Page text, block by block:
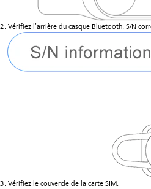
2. Vérifiez l’arrière du casque Bluetooth. S/N
3. Vérifiez le couvercle de la carte SIM.